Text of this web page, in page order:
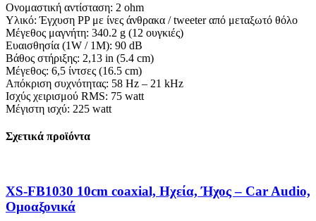
Ονομαστική αντίσταση: 2 ohm
Υλικό: Έγχυση PP με ίνες άνθρακα / tweeter από μεταξωτό θόλο
Μέγεθος μαγνήτη: 340.2 g (12 ουγκιές)
Ευαισθησία (1W / 1M): 90 dB
Βάθος στήριξης: 2,13 in (5.4 cm)
Μέγεθος: 6,5 ίντσες (16.5 cm)
Απόκριση συχνότητας: 58 Hz – 21 kHz
Ισχύς χειρισμού RMS: 75 watt
Μέγιστη ισχύ: 225 watt
Σχετικά προϊόντα
XS-FB1030 10cm coaxial, Ηχεία, Ήχος – Car Audio,
Ομοαξονικά